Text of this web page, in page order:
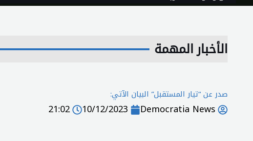
الأخبار المهمة
صدر عن “تيار المستقبل” البيان الآتي:
Democratia News
10/12/2023
21:02